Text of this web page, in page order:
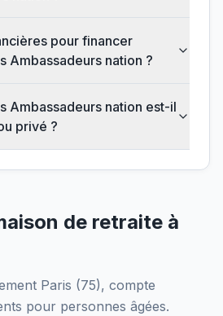
pour financer
Ambassadeurs nation ?
Ambassadeurs nation est-il
privé ?
de retraite à
Paris (75), compte
pour personnes âgées.